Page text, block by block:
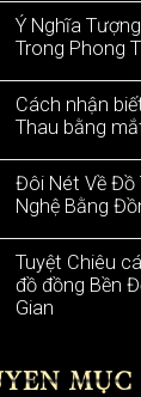
Ý Nghĩa
Trong Phong
Cách nhận
Thau bằng
Đôi Nét Về Đồ
Nghệ Bằng
Tuyệt Chiêu
đồ đồng Bền
Gian
MỤC